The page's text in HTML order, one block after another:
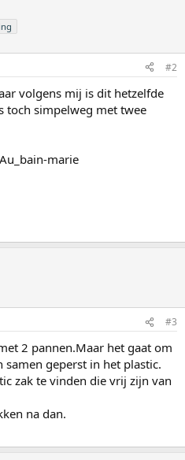
#2
volgens mij is dit hetzelfde
toch simpelweg met twee
marie
#3
2 pannen.Maar het gaat om
geperst in het plastic.
zak te vinden die vrij zijn van
na dan.